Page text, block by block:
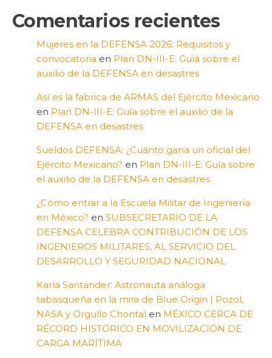
Comentarios recientes
Mujeres en la DEFENSA 2026: Requisitos y
convocatoria en Plan DN-III-E: Guía sobre el
auxilio de la DEFENSA en desastres
Así es la fabrica de ARMAS del Ejército Mexicano
en Plan DN-III-E: Guía sobre el auxilio de la
DEFENSA en desastres
Sueldos DEFENSA: ¿Cuánto gana un oficial del
Ejército Mexicano? en Plan DN-III-E: Guía sobre
el auxilio de la DEFENSA en desastres
¿Cómo entrar a la Escuela Militar de Ingeniería
en México? en SUBSECRETARIO DE LA
DEFENSA CELEBRA CONTRIBUCIÓN DE LOS
INGENIEROS MILITARES, AL SERVICIO DEL
DESARROLLO Y SEGURIDAD NACIONAL
Karla Santander: Astronauta análoga
tabasqueña en la mira de Blue Origin | Pozol,
NASA y Orgullo Chontal en MÉXICO CERCA DE
RÉCORD HISTÓRICO EN MOVILIZACIÓN DE
CARGA MARÍTIMA